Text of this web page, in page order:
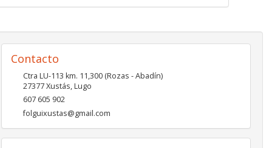
Contacto
Ctra LU-113 km. 11,300 (Rozas - Abadín)
27377Xustás,Lugo
607 605 902
folguixustas@gmail.com